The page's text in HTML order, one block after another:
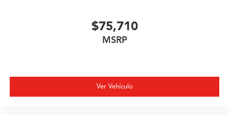
$75,710
MSRP
Ver Vehículo